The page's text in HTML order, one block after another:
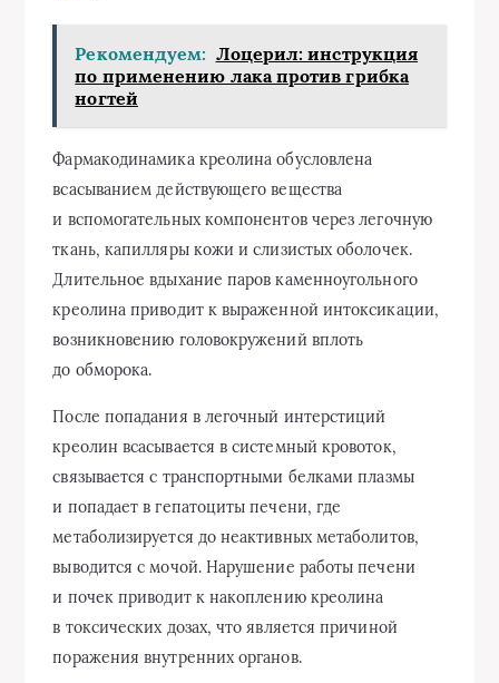
Рекомендуем: Лоцерил: инструкция
по применению лака против грибка
ногтей
Фармакодинамика креолина обусловлена
всасыванием действующего вещества
и вспомогательных компонентов через легочную
ткань, капилляры кожи и слизистых оболочек.
Длительное вдыхание паров каменноугольного
креолина приводит к выраженной интоксикации,
возникновению головокружений вплоть
до обморока.
После попадания в легочный интерстиций
креолин всасывается в системный кровоток,
связывается с транспортными белками плазмы
и попадает в гепатоциты печени, где
метаболизируется до неактивных метаболитов,
выводится с мочой. Нарушение работы печени
и почек приводит к накоплению креолина
в токсических дозах, что является причиной
поражения внутренних органов.